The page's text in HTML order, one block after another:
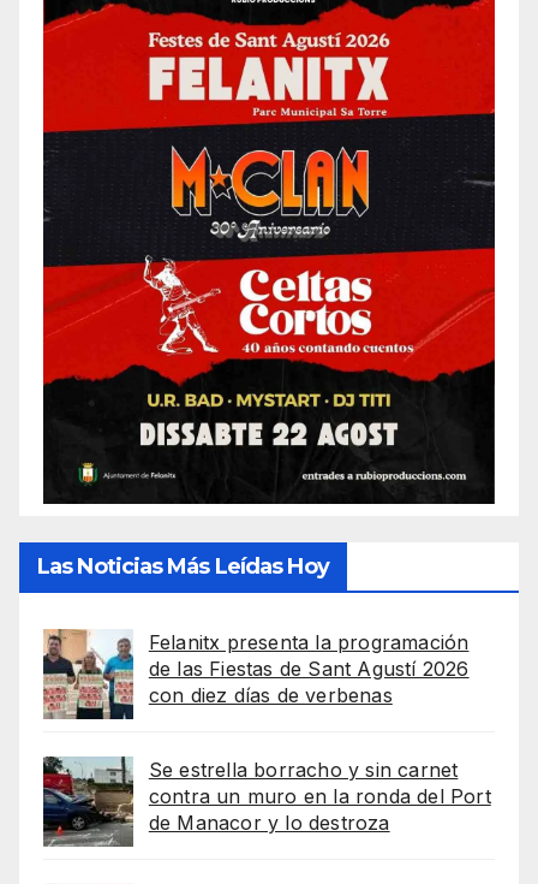
Las Noticias Más Leídas Hoy
Felanitx presenta la programación
de las Fiestas de Sant Agustí 2026
con diez días de verbenas
Se estrella borracho y sin carnet
contra un muro en la ronda del Port
de Manacor y lo destroza